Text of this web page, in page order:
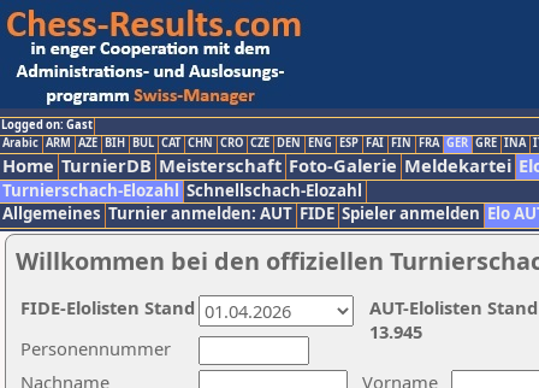
Logged on: Gast
Arabic ARM AZE BIH BUL CAT CHN CRO CZE DEN ENG ESP FAI FIN FRA GER GRE INA
Home TurnierDB Meisterschaft Foto-Galerie Meldekartei
Turnierschach-Elozahl Schnellschach-Elozahl
Allgemeines Turnier anmelden: AUT FIDE Spieler anmelden Elo
Willkommen bei den offiziellen
Nachname
Vorname
Personennummer
AUT-Elolisten
13.945
FIDE-Elolisten Stand